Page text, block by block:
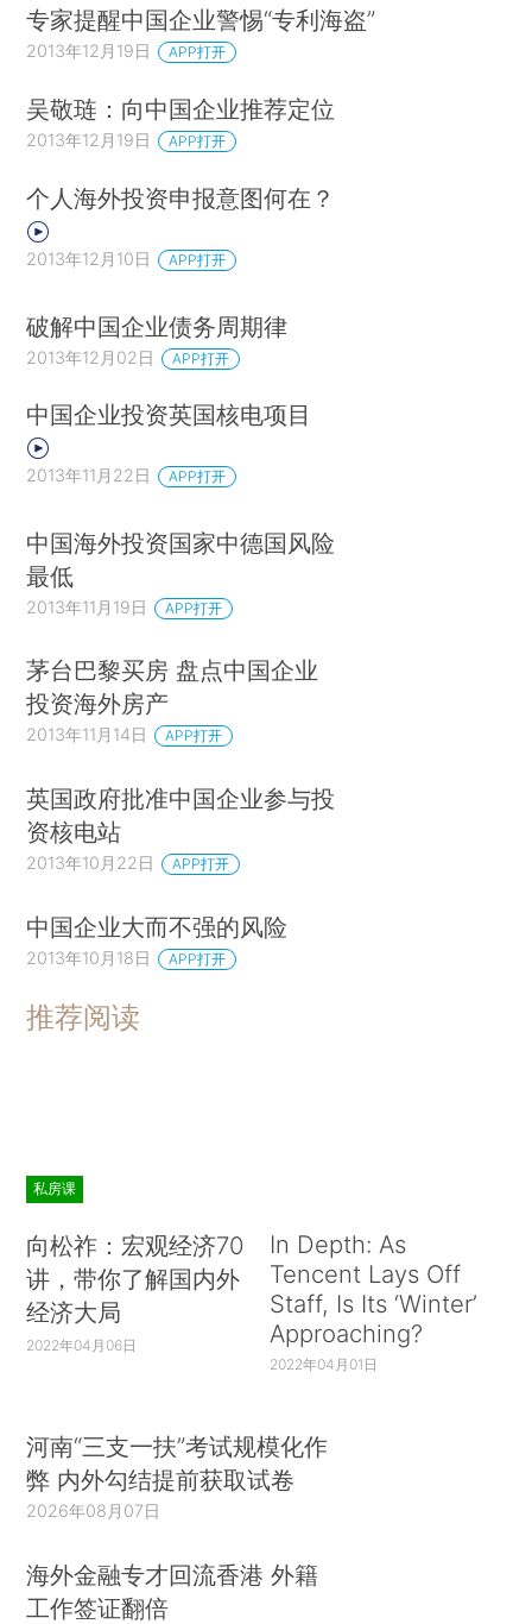
专家提醒中国企业警惕“专利海盗”
2013年12月19日 APP打开
吴敬琏：向中国企业推荐定位
2013年12月19日 APP打开
个人海外投资申报意图何在？
2013年12月10日 APP打开
破解中国企业债务周期律
2013年12月02日 APP打开
中国企业投资英国核电项目
2013年11月22日 APP打开
中国海外投资国家中德国风险
最低
2013年11月19日 APP打开
茅台巴黎买房 盘点中国企业
投资海外房产
2013年11月14日 APP打开
英国政府批准中国企业参与投
资核电站
2013年10月22日 APP打开
中国企业大而不强的风险
2013年10月18日 APP打开
推荐阅读
私房课
向松祚：宏观经济70
讲，带你了解国内外
经济大局
2022年04月06日
In Depth: As
Tencent Lays Off
Staff, Is Its ‘Winter’
Approaching?
2022年04月01日
河南“三支一扶”考试规模化作
弊 内外勾结提前获取试卷
2026年08月07日
海外金融专才回流香港 外籍
工作签证翻倍